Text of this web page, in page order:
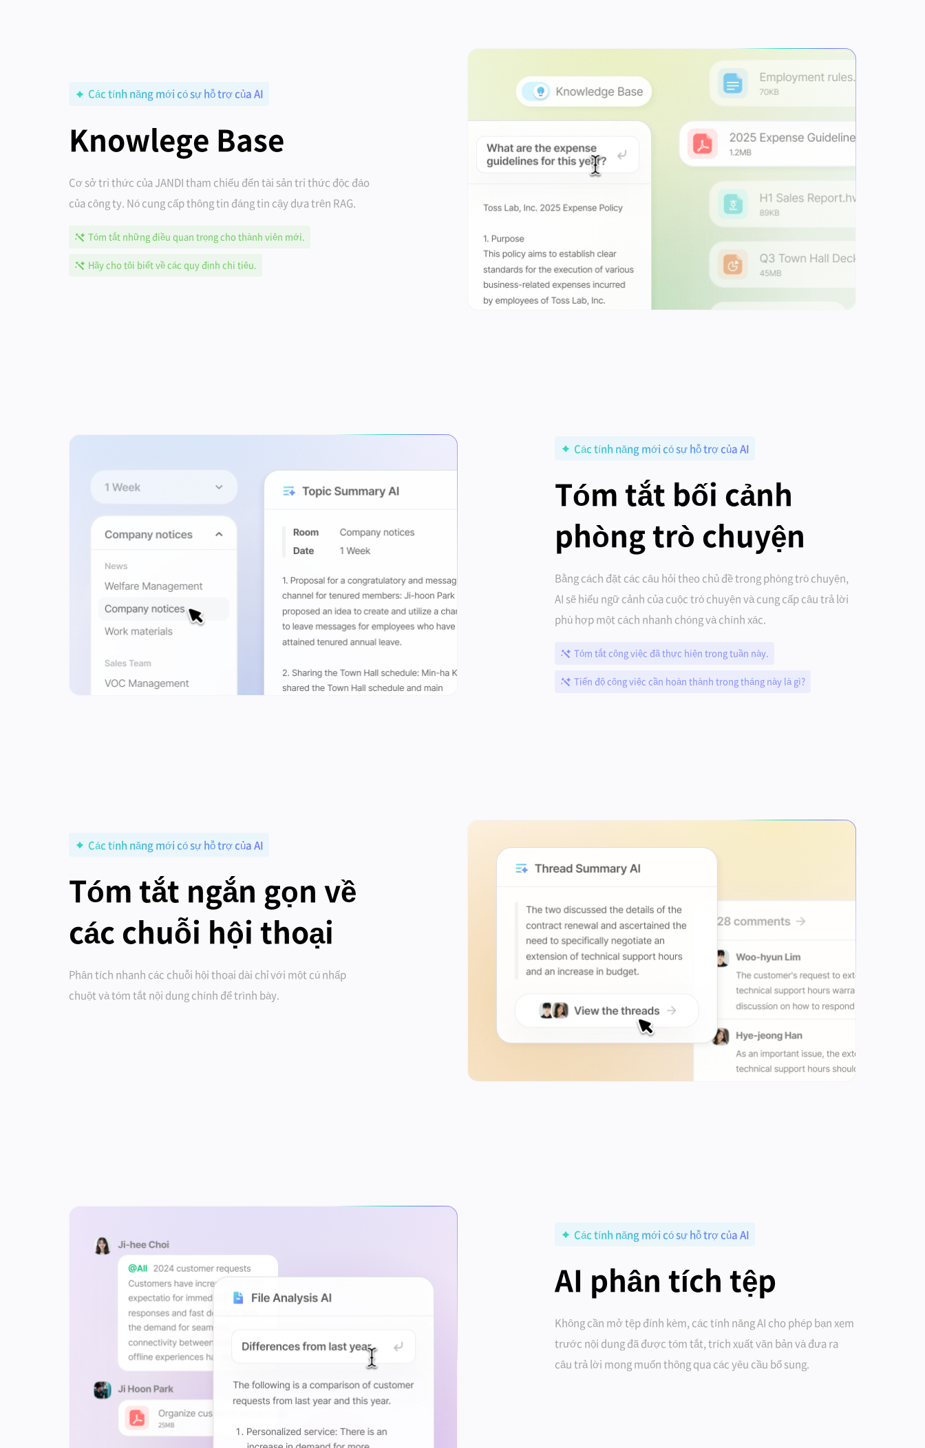
Các tính năng mới có sự hỗ trợ của AI
Knowlege Base
Cơ sở tri thức của JANDI tham chiếu đến tài sản tri thức độc đáo
của công ty. Nó cung cấp thông tin đáng tin cậy dựa trên RAG.
Tóm tắt những điều quan trọng cho thành viên mới.
Hãy cho tôi biết về các quy định chi tiêu.
Các tính năng mới có sự hỗ trợ của AI
Tóm tắt bối cảnh
phòng trò chuyện
Bằng cách đặt các câu hỏi theo chủ đề trong phòng trò chuyện,
AI sẽ hiểu ngữ cảnh của cuộc trò chuyện và cung cấp câu trả lời
phù hợp một cách nhanh chóng và chính xác.
Tóm tắt công việc đã thực hiện trong tuần này.
Tiến độ công việc cần hoàn thành trong tháng này là gì?
Các tính năng mới có sự hỗ trợ của AI
Tóm tắt ngắn gọn về
các chuỗi hội thoại
Phân tích nhanh các chuỗi hội thoại dài chỉ với một cú nhấp
chuột và tóm tắt nội dung chính để trình bày.
Các tính năng mới có sự hỗ trợ của AI
AI phân tích tệp
Không cần mở tệp đính kèm, các tính năng AI cho phép bạn xem
trước nội dung đã được tóm tắt, trích xuất văn bản và đưa ra
câu trả lời mong muốn thông qua các yêu cầu bổ sung.